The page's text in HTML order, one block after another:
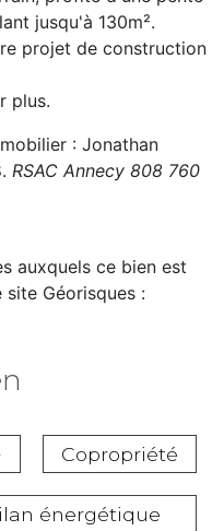
jusqu'à 130m².
projet de construction
plus.
: Jonathan
RSAC Annecy 808 760
auxquels ce bien est
Géorisques :
Copropriété
énergétique